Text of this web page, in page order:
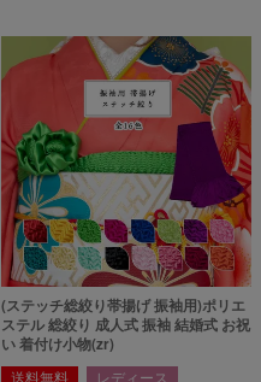
(ステッチ総絞り帯揚げ 振袖用)ポリエ
ステル 総絞り 成人式 振袖 結婚式 お祝
い 着付け小物(zr)
送料無料 レディース